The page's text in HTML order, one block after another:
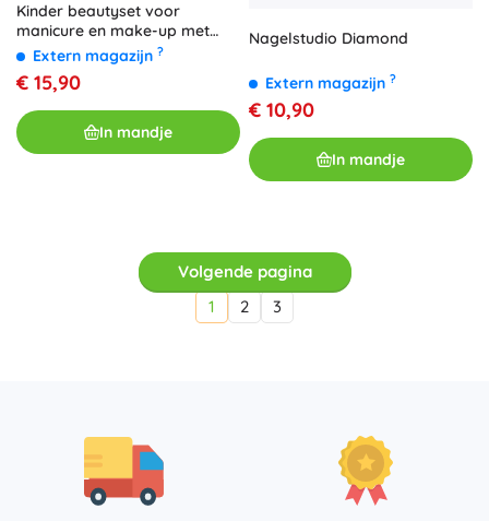
Kinder beautyset voor
manicure en make-up met
handtasje, 20-delig
Extern magazijn ?
€ 15,90
In mandje
Nagelstudio Diamond
Extern magazijn ?
€ 10,90
In mandje
Volgende pagina
1
2 3